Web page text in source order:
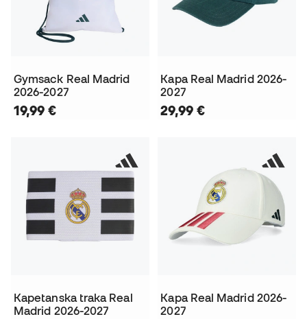
Gymsack Real Madrid
2026-2027
19,99 €
Kapa Real Madrid 2026-
2027
29,99 €
Kapetanska traka Real
Madrid 2026-2027
Kapa Real Madrid 2026-
2027